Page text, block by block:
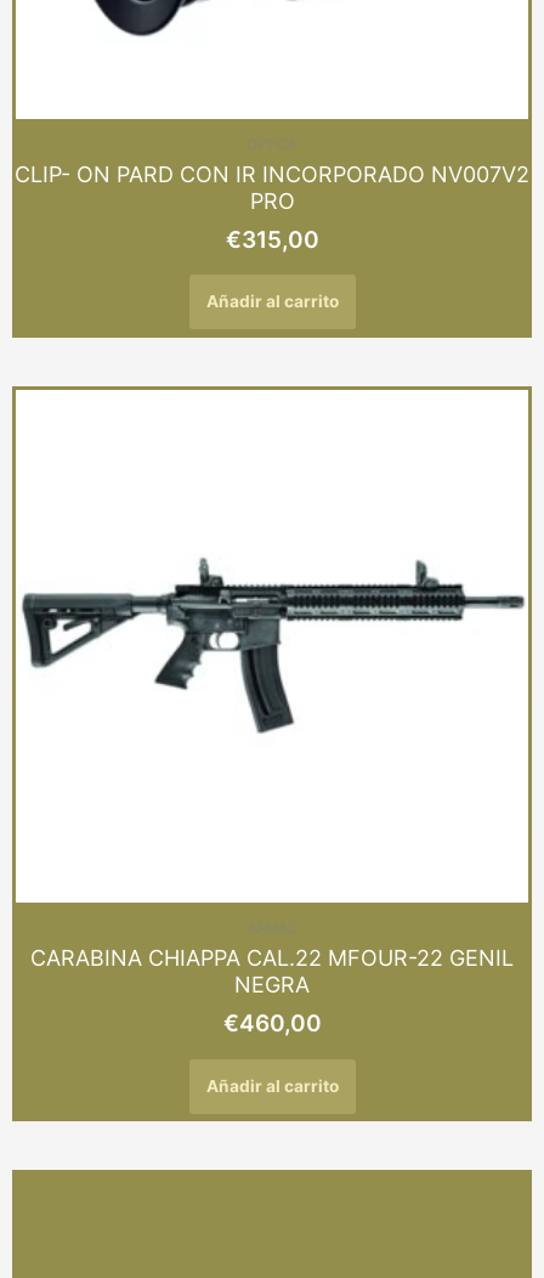
OPTICA
CLIP- ON PARD CON IR INCORPORADO NV007V2
PRO
€315,00
Añadir al carrito
ARMAS
CARABINA CHIAPPA CAL.22 MFOUR-22 GENIL
NEGRA
€460,00
Añadir al carrito